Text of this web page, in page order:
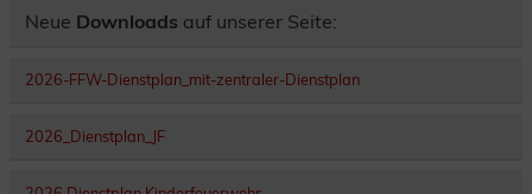
Neue Downloads auf unserer Seite:
2026-FFW-Dienstplan_mit-zentraler-Dienstplan
2026_Dienstplan_JF